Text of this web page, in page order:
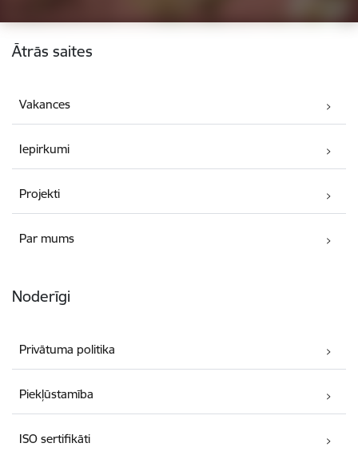
Kājene
Ātrās saites
Vakances
Iepirkumi
Projekti
Par mums
Noderīgi
Privātuma politika
Piekļūstamība
ISO sertifikāti